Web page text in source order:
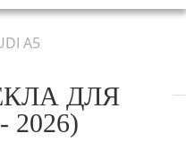
A5
ДЛЯ
2026)